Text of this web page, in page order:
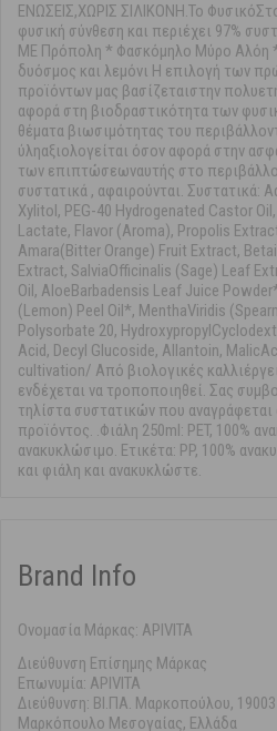
ΕΝΩΣΕΙΣ,ΧΩΡΙΣ ΣΙΛΙΚΟΝΗ.Το
φυσική σύνθεση και περιέχει 97%
ΜΕ Πρόπολη * Φασκόμηλο Μύρο Αλόη *
δυόσμος και λεμόνι Η επιλογή των
προϊόντων μας βασίζεταιστην
αφορά στη βιοδραστικότητα των
θέματα βιωσιμότητας του
ύληαξιολογείται όσον αφορά στην
των επιπτώσεωναυτής στο
συστατικά , αφαιρούνται. Συστατικά:
Xylitol, PEG-40 Hydrogenated Castor
Lactate, Flavor (Aroma), Propolis
Amara(Bitter Orange) Fruit Extract,
Extract, SalviaOfficinalis (Sage) Leaf
Oil, AloeBarbadensis Leaf Juice
(Lemon) Peel Oil*, MenthaViridis
Polysorbate 20,
Acid, Decyl Glucoside, Allantoin,
cultivation/ Από βιολογικές
ενδέχεται να τροποποιηθεί. Σας
τηλίστα συστατικών που
προϊόντος. .Φιάλη 250ml: PET, 100%
ανακυκλώσιμο. Ετικέτα: PP, 100%
και φιάλη και ανακυκλώστε.
Brand Info
Ονομασία Μάρκας: APIVITA
Διεύθυνση Επίσημης Μάρκας
Επωνυμία: APIVITA
Διεύθυνση: ΒΙ.ΠΑ. Μαρκοπούλου, 19003
Μαρκόπουλο Μεσογαίας, Ελλάδα